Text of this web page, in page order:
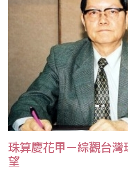
珠算慶花甲－綜觀台
望